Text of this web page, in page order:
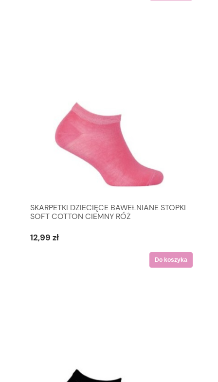
SKARPETKI DZIECIĘCE BAWEŁNIANE STOPKI
SOFT COTTON CIEMNY RÓŻ
12,99 zł
Do koszyka